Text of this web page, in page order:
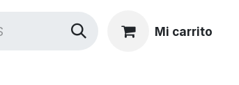
Mi carrito